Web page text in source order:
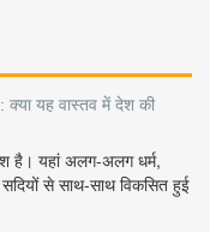
क्या यह वास्तव में देश की
है। यहां अलग-अलग धर्म,
से साथ-साथ विकसित हुई